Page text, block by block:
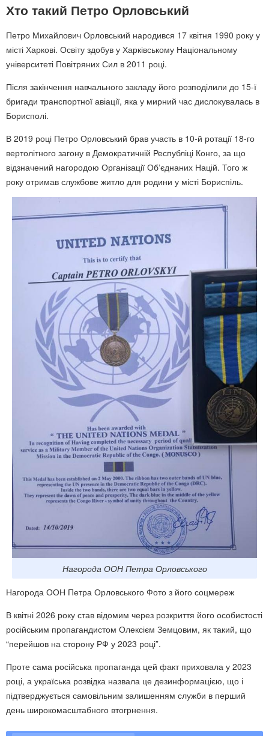
Хто такий Петро Орловський
Петро Михайлович Орловський народився 17 квітня 1990 року у
місті Харкові. Освіту здобув у Харківському Національному
університеті Повітряних Сил в 2011 році.
Після закінчення навчального закладу його розподілили до 15-ї
бригади транспортної авіації, яка у мирний час дислокувалась в
Борисполі.
В 2019 році Петро Орловський брав участь в 10-й ротації 18-го
вертолітного загону в Демократичній Республіці Конго, за що
відзначений нагородою Організації Обʼєднаних Націй. Того ж
року отримав службове житло для родини у місті Бориспіль.
Нагорода ООН Петра Орловського
Нагорода ООН Петра Орловського Фото з його соцмереж
В квітні 2026 року став відомим через розкриття його особистості
російським пропагандистом Олексієм Земцовим, як такий, що
“перейшов на сторону РФ у 2023 році”.
Проте сама російська пропаганда цей факт приховала у 2023
році, а україська розвідка назвала це дезинформацією, що і
підтверджується самовільним залишенням служби в перший
день широкомасштабного втогрнення.